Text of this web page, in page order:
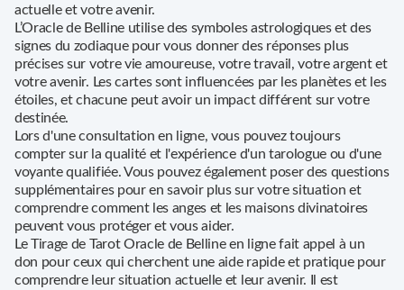
actuelle et votre avenir.
L’Oracle de Belline utilise des symboles astrologiques et des
signes du zodiaque pour vous donner des réponses plus
précises sur votre vie amoureuse, votre travail, votre argent et
votre avenir. Les cartes sont influencées par les planètes et les
étoiles, et chacune peut avoir un impact différent sur votre
destinée.
Lors d'une consultation en ligne, vous pouvez toujours
compter sur la qualité et l'expérience d'un tarologue ou d'une
voyante qualifiée. Vous pouvez également poser des questions
supplémentaires pour en savoir plus sur votre situation et
comprendre comment les anges et les maisons divinatoires
peuvent vous protéger et vous aider.
Le Tirage de Tarot Oracle de Belline en ligne fait appel à un
don pour ceux qui cherchent une aide rapide et pratique pour
comprendre leur situation actuelle et leur avenir. Il est